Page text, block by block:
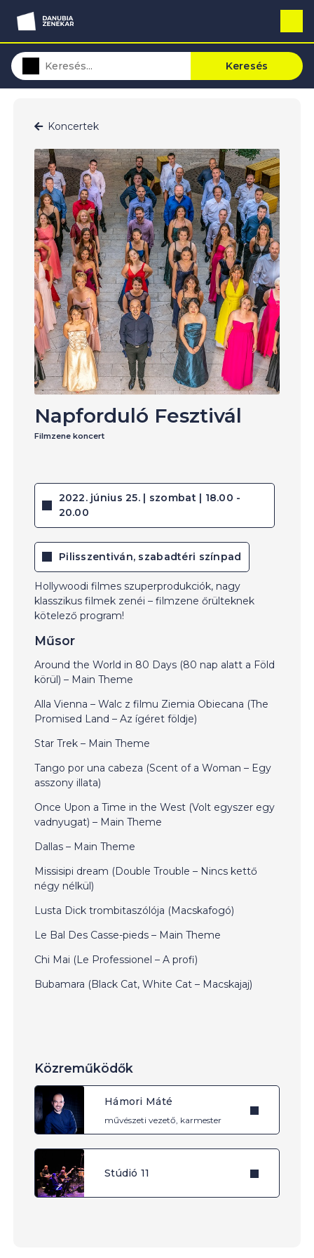
Keresés
Koncertek
Napforduló Fesztivál
Filmzene koncert
2022. június 25. | szombat | 18.00 -
20.00
Pilisszentiván, szabadtéri színpad
Hollywoodi filmes szuperprodukciók, nagy
klasszikus filmek zenéi – filmzene őrülteknek
kötelező program!
Műsor
Around the World in 80 Days (80 nap alatt a Föld
körül) – Main Theme
Alla Vienna – Walc z filmu Ziemia Obiecana (The
Promised Land – Az ígéret földje)
Star Trek – Main Theme
Tango por una cabeza (Scent of a Woman – Egy
asszony illata)
Once Upon a Time in the West (Volt egyszer egy
vadnyugat) – Main Theme
Dallas – Main Theme
Missisipi dream (Double Trouble – Nincs kettő
négy nélkül)
Lusta Dick trombitaszólója (Macskafogó)
Le Bal Des Casse-pieds – Main Theme
Chi Mai (Le Professionel – A profi)
Bubamara (Black Cat, White Cat – Macskajaj)
Közreműködők
Hámori Máté
művészeti vezető, karmester
Stúdió 11